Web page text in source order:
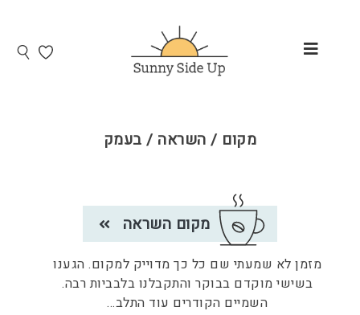
מקום / השראה / בעמק
מקום השראה
מזמן לא שמעתי שם כל כך מדוייק למקום. הגענו
בשישי מוקדם בבוקר והתקבלנו בלבביות רבה.
השמיים הקודרים עוד התלב...